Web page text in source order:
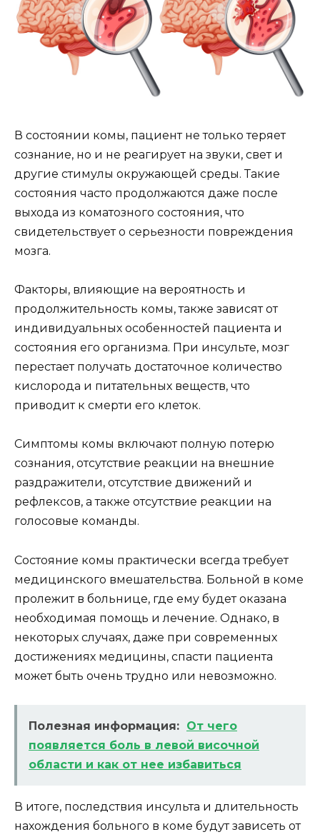
В состоянии комы, пациент не только теряет
сознание, но и не реагирует на звуки, свет и
другие стимулы окружающей среды. Такие
состояния часто продолжаются даже после
выхода из коматозного состояния, что
свидетельствует о серьезности повреждения
мозга.
Факторы, влияющие на вероятность и
продолжительность комы, также зависят от
индивидуальных особенностей пациента и
состояния его организма. При инсульте, мозг
перестает получать достаточное количество
кислорода и питательных веществ, что
приводит к смерти его клеток.
Симптомы комы включают полную потерю
сознания, отсутствие реакции на внешние
раздражители, отсутствие движений и
рефлексов, а также отсутствие реакции на
голосовые команды.
Состояние комы практически всегда требует
медицинского вмешательства. Больной в коме
пролежит в больнице, где ему будет оказана
необходимая помощь и лечение. Однако, в
некоторых случаях, даже при современных
достижениях медицины, спасти пациента
может быть очень трудно или невозможно.
Полезная информация: От чего
появляется боль в левой височной
области и как от нее избавиться
В итоге, последствия инсульта и длительность
нахождения больного в коме будут зависеть от